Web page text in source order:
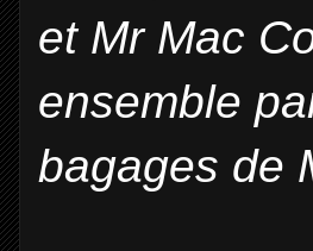
et Mr Mac
ensemble
bagages de